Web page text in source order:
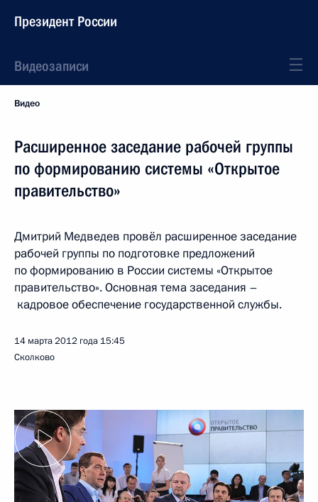
Президент России
Видеозаписи
Видео
Расширенное заседание рабочей группы
по формированию системы «Открытое
правительство»
Дмитрий Медведев провёл расширенное заседание
рабочей группы по подготовке предложений
по формированию в России системы «Открытое
правительство». Основная тема заседания –
кадровое обеспечение государственной службы.
14 марта 2012 года 15:45
Сколково